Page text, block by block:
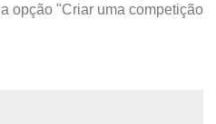
opção "Criar uma competição